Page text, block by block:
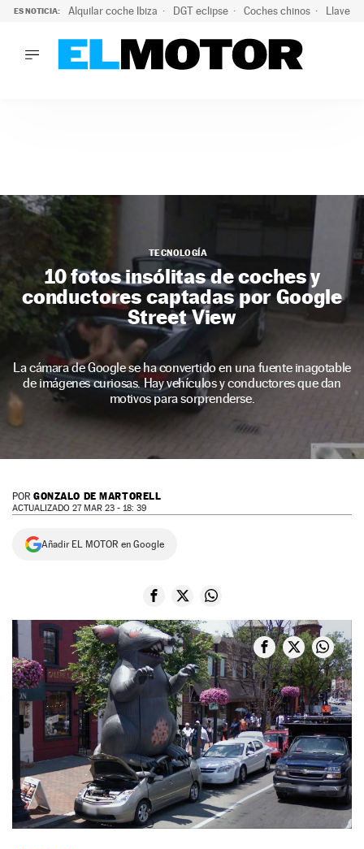
Saltar
ES NOTICIA: Alquilar coche Ibiza DGT eclipse Coches chinos Llaves
VIRALES
TECNOLOGÍA
SUPERCOCHES
MOTORTV
PREMIOS
NEWSLETTER
TECNOLOGÍA
10 fotos insólitas de coches y
conductores captadas por Google
Street View
La cámara de Google se ha convertido en una fuente inagotable
de imágenes curiosas. Hay vehículos y conductores que dan
motivos para sorprenderse.
POR GONZALO DE MARTORELL
ACTUALIZADO 27 MAR 23 - 18: 39
Añadir EL MOTOR en Google